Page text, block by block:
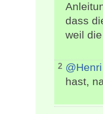
dass
weil
2 @Henri
hast,